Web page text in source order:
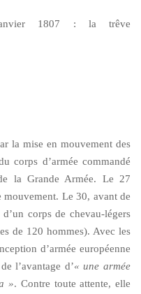
1807 : la trêve
la mise en mouvement des
corps d’armée commandé
la Grande Armée. Le 27
Le 30, avant de
corps de chevau-légers
de 120 hommes). Avec les
d’armée européenne
l’avantage d’« une armée
». Contre toute attente, elle